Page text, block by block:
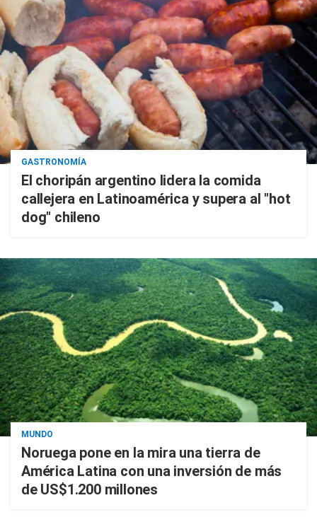
GASTRONOMÍA
El choripán argentino lidera la comida
callejera en Latinoamérica y supera al "hot
dog" chileno
MUNDO
Noruega pone en la mira una tierra de
América Latina con una inversión de más
de US$1.200 millones